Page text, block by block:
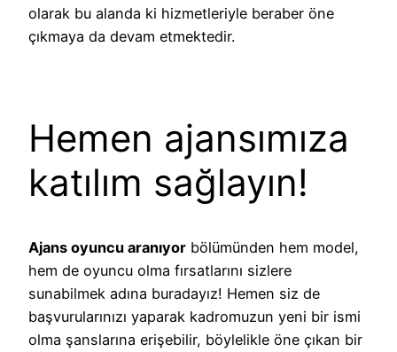
olarak bu alanda ki hizmetleriyle beraber öne
çıkmaya da devam etmektedir.
Hemen ajansımıza
katılım sağlayın!
Ajans oyuncu aranıyor bölümünden hem model,
hem de oyuncu olma fırsatlarını sizlere
sunabilmek adına buradayız! Hemen siz de
başvurularınızı yaparak kadromuzun yeni bir ismi
olma şanslarına erişebilir, böylelikle öne çıkan bir